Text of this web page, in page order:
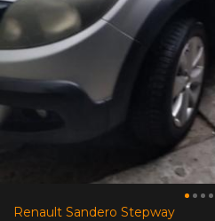
Renault Sandero Stepway